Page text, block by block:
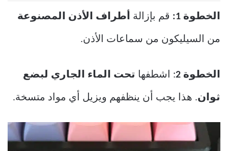
الخطوة 1: قم بإزالة أطراف الأذن المصنوعة
من السيليكون من سماعات الأذن.
الخطوة 2 : اشطفها تحت الماء الجاري لبضع
ثوان. هذا يجب أن ينظفهم ويزيل أي مواد متسخة.